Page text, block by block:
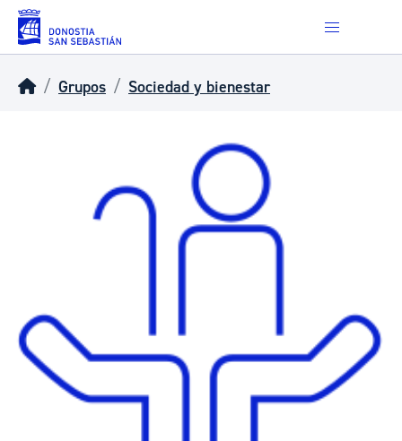
Skip to main content
Grupos Sociedad y bienestar